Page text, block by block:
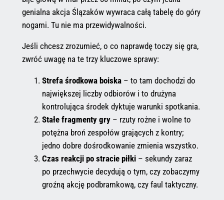
genialna akcja Ślązaków wywraca całą tabelę do góry
nogami. Tu nie ma przewidywalności.
Jeśli chcesz zrozumieć, o co naprawdę toczy się gra,
zwróć uwagę na te trzy kluczowe sprawy:
Strefa środkowa boiska– to tam dochodzi do
największej liczby odbiorów i to drużyna
kontrolująca środek dyktuje warunki spotkania.
Stałe fragmenty gry– rzuty rożne i wolne to
potężna broń zespołów grających z kontry;
jedno dobre dośrodkowanie zmienia wszystko.
Czas reakcji po stracie piłki– sekundy zaraz
po przechwycie decydują o tym, czy zobaczymy
groźną akcję podbramkową, czy faul taktyczny.